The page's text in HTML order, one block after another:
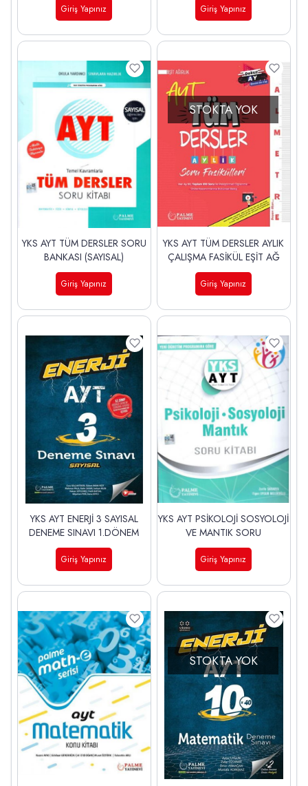
Giriş Yapınız Giriş Yapınız
YKS AYT TÜM DERSLER SORU
BANKASI (SAYISAL)
Giriş Yapınız
STOKTA YOK
YKS AYT TÜM DERSLER AYLIK
ÇALIŞMA FASİKÜL EŞİT AĞ
Giriş Yapınız
YKS AYT ENERJİ 3 SAYISAL
DENEME SINAVI 1.DÖNEM
Giriş Yapınız
YKS AYT PSİKOLOJİ SOSYOLOJİ
VE MANTIK SORU
Giriş Yapınız
STOKTA YOK